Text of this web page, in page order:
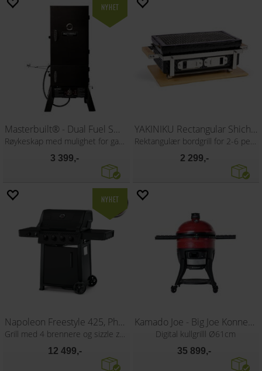
Masterbuilt® - Dual Fuel Smoker
Røykeskap med mulighet for gass og kull
3 399,-
YAKINIKU Rectangular Shichirin
Rektangulær bordgrill for 2-6 personer
2 299,-
Napoleon Freestyle 425, Phantom
12 499,-
Kamado Joe - Big Joe Konnected Joe
Digital kullgrilll Ø61cm
35 899,-